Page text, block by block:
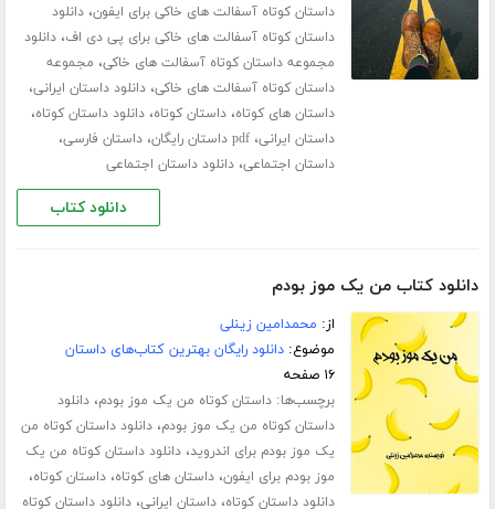
داستان کوتاه آسفالت های خاکی برای ایفون،دانلود
داستان کوتاه آسفالت های خاکی برای پی دی اف،دانلود
مجموعه داستان کوتاه آسفالت های خاکی، مجموعه
داستان کوتاه آسفالت های خاکی،دانلود داستان ایرانی،
داستان های کوتاه،داستان کوتاه،دانلود داستان کوتاه،
داستان ایرانی،pdf داستان رایگان ،داستان فارسی،
داستان اجتماعی،دانلود داستان اجتماعی
دانلود کتاب
دانلود کتاب من یک موز بودم
از: محمدامین زینلی
موضوع:دانلود رایگان بهترین کتاب‌های داستان
۱۶ صفحه
برچسب‌ها:داستان کوتاه من یک موز بودم،دانلود
داستان کوتاه من یک موز بودم،دانلود داستان کوتاه من
یک موز بودم برای اندروید،دانلود داستان کوتاه من یک
موز بودم برای ایفون،داستان های کوتاه،داستان کوتاه،
دانلود داستان کوتاه،داستان ایرانی،دانلود داستان کوتاه